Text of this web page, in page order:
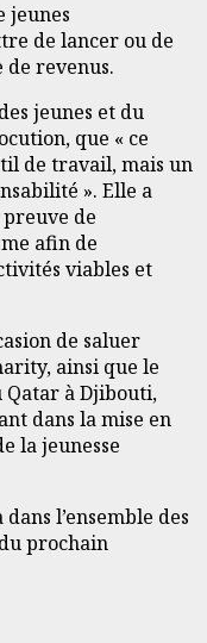
jeunes
de lancer ou de
revenus.
jeunes et du
que « ce
de travail, mais un
». Elle a
de
afin de
viables et
de saluer
ainsi que le
Qatar à Djibouti,
dans la mise en
la jeunesse
l’ensemble des
prochain